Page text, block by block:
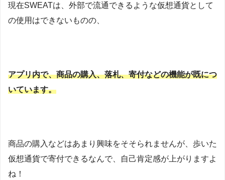
現在SWEATは、外部で流通できるような仮想通貨として
の使用はできないものの、
アプリ内で、商品の購入、落札、寄付などの機能が既につ
いています。
商品の購入などはあまり興味をそそられませんが、歩いた
仮想通貨で寄付できるなんで、自己肯定感が上がりますよ
ね！